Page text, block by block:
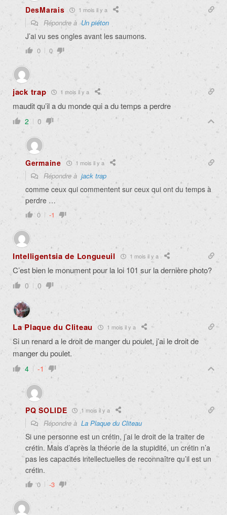
DesMarais 1 mois il y a
Répondre àUn piéton
J’ai vu ses ongles avant les saumons.
0 0
jack trap 1 mois il y a
maudit qu’il a du monde qui a du temps a perdre
2 0
Germaine 1 mois il y a
Répondre à jack trap
comme ceux qui commentent sur ceux qui ont du temps à
perdre …
0 -1
Intelligentsia de Longueuil 1 mois il y a
C’est bien le monument pour la loi 101 sur la dernière photo?
0 0
La Plaque du Cliteau 1 mois il y a
Si un renard a le droit de manger du poulet, j’ai le droit de
manger du poulet.
4 -1
PQ SOLIDE 1 mois il y a
Répondre à La Plaque du Cliteau
Si une personne est un crétin, j’ai le droit de la traiter de
crétin. Mais d’après la théorie de la stupidité, un crétin n’a
pas les capacités intellectuelles de reconnaître qu’il est un
crétin.
0 -3